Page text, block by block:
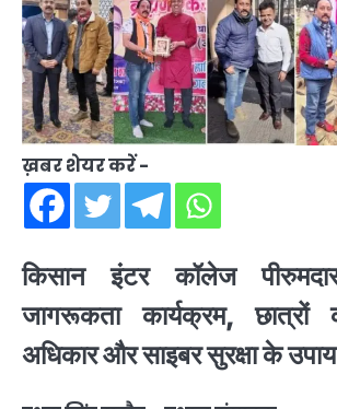
ख़बर शेयर करें -
किसान इंटर कॉलेज
जागरूकता कार्यक्रम, छात्रों
अधिकार और साइबर सुरक्षा के